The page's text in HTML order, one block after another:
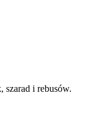
i rebusów.